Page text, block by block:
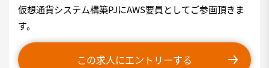
仮想通貨システム構築PJにAWS要員としてご参画頂きま
す。
この求人にエントリーする